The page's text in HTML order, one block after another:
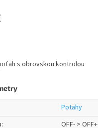
s obrovskou kontrolou
Potahy
:
OFF- > OFF+